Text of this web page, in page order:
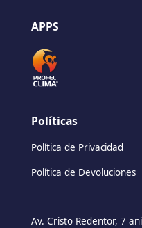
APPS
Políticas
Política de Privacidad
Política de Devoluciones
Av. Cristo Redentor, 7